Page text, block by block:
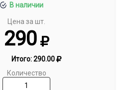
В наличии
Цена за шт.
290
Итого:290.00
Количество